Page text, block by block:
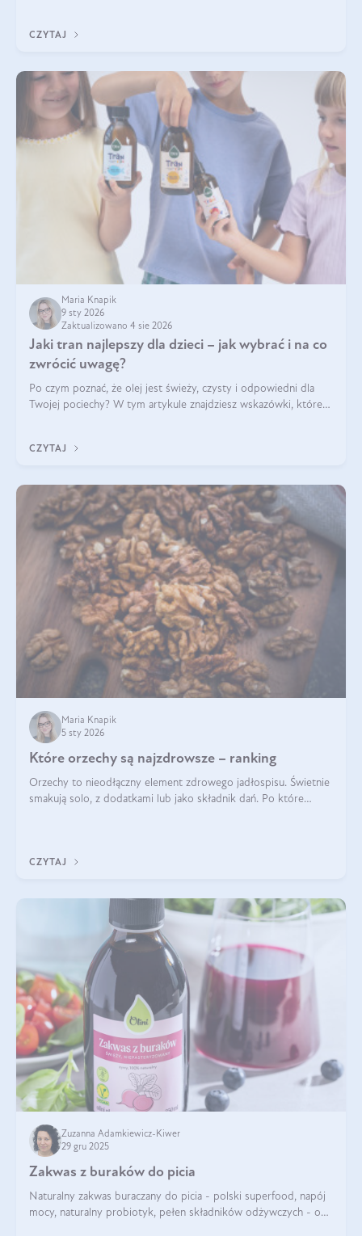
CZYTAJ
Maria Knapik
9 sty 2026
Zaktualizowano 4 sie 2026
Jaki tran najlepszy dla dzieci – jak wybrać i na co
zwrócić uwagę?
Po czym poznać, że olej jest świeży, czysty i odpowiedni dla
Twojej pociechy? W tym artykule znajdziesz wskazówki, które
CZYTAJ
Maria Knapik
5 sty 2026
Które orzechy są najzdrowsze – ranking
Orzechy to nieodłączny element zdrowego jadłospisu. Świetnie
smakują solo, z dodatkami lub jako składnik dań. Po które
CZYTAJ
Zuzanna Adamkiewicz-Kiwer
29 gru 2025
Zakwas z buraków do picia
Naturalny zakwas buraczany do picia - polski superfood, napój
mocy, naturalny probiotyk, pełen składników odżywczych - o